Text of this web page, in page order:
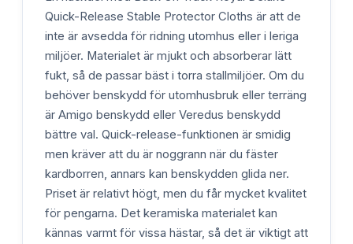
Quick-Release Stable Protector Cloths är att de
inte är avsedda för ridning utomhus eller i leriga
miljöer. Materialet är mjukt och absorberar lätt
fukt, så de passar bäst i torra stallmiljöer. Om du
behöver benskydd för utomhusbruk eller terräng
är Amigo benskydd eller Veredus benskydd
bättre val. Quick-release-funktionen är smidig
men kräver att du är noggrann när du fäster
kardborren, annars kan benskydden glida ner.
Priset är relativt högt, men du får mycket kvalitet
för pengarna. Det keramiska materialet kan
kännas varmt för vissa hästar, så det är viktigt att